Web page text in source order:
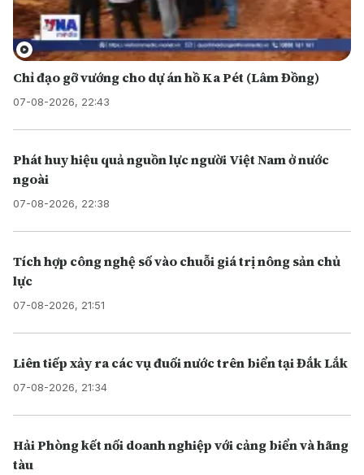
Chỉ đạo gỡ vướng cho dự án hồ Ka Pét (Lâm Đồng)
07-08-2026, 22:43
Phát huy hiệu quả nguồn lực người Việt Nam ở nước
ngoài
07-08-2026, 22:38
Tích hợp công nghệ số vào chuỗi giá trị nông sản chủ
lực
07-08-2026, 21:51
Liên tiếp xảy ra các vụ đuối nước trên biển tại Đắk Lắk
07-08-2026, 21:34
Hải Phòng kết nối doanh nghiệp với cảng biển và hãng
tàu